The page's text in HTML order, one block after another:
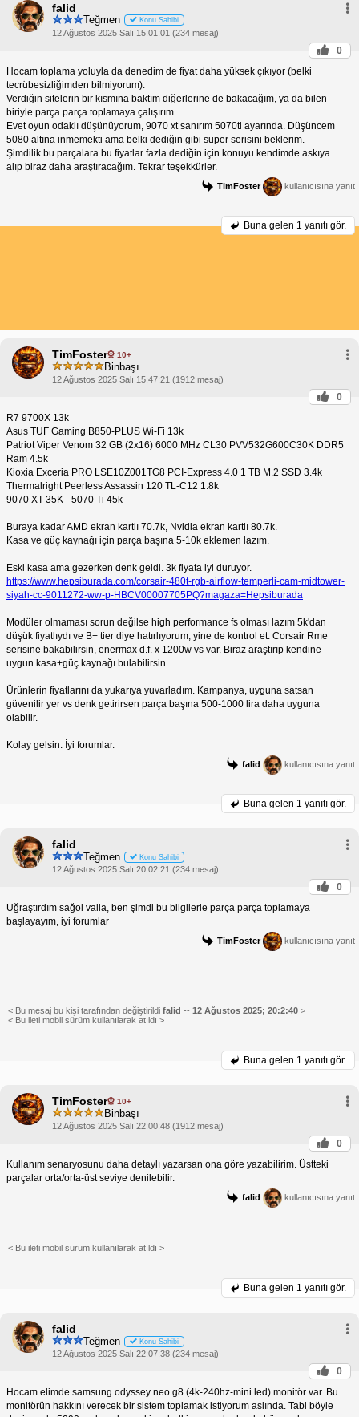
falid
Teğmen Konu Sahibi
12 Ağustos 2025 Salı 15:01:01 (234 mesaj)
0
Hocam toplama yoluyla da denedim de fiyat daha yüksek çıkıyor (belki
tecrübesizliğimden bilmiyorum).
Verdiğin sitelerin bir kısmına baktım diğerlerine de bakacağım, ya da bilen
biriyle parça parça toplamaya çalışırım.
Evet oyun odaklı düşünüyorum, 9070 xt sanırım 5070ti ayarında. Düşüncem
5080 altına inmemekti ama belki dediğin gibi super serisini beklerim.
Şimdilik bu parçalara bu fiyatlar fazla dediğin için konuyu kendimde askıya
alıp biraz daha araştıracağım. Tekrar teşekkürler.
TimFoster kullanıcısına yanıt
Buna gelen 1 yanıtı gör.
TimFoster 10+
Binbaşı
12 Ağustos 2025 Salı 15:47:21 (1912 mesaj)
0
R7 9700X 13k
Asus TUF Gaming B850-PLUS Wi-Fi 13k
Patriot Viper Venom 32 GB (2x16) 6000 MHz CL30 PVV532G600C30K DDR5
Ram 4.5k
Kioxia Exceria PRO LSE10Z001TG8 PCI-Express 4.0 1 TB M.2 SSD 3.4k
Thermalright Peerless Assassin 120 TL-C12 1.8k
9070 XT 35K - 5070 Ti 45k
Buraya kadar AMD ekran kartlı 70.7k, Nvidia ekran kartlı 80.7k.
Kasa ve güç kaynağı için parça başına 5-10k eklemen lazım.
Eski kasa ama gezerken denk geldi. 3k fiyata iyi duruyor.
https://www.hepsiburada.com/corsair-480t-rgb-airflow-temperli-cam-midtower-
siyah-cc-9011272-ww-p-HBCV00007705PQ?magaza=Hepsiburada
Modüler olmaması sorun değilse high performance fs olması lazım 5k'dan
düşük fiyatlıydı ve B+ tier diye hatırlıyorum, yine de kontrol et. Corsair Rme
serisine bakabilirsin, enermax d.f. x 1200w vs var. Biraz araştırıp kendine
uygun kasa+güç kaynağı bulabilirsin.
Ürünlerin fiyatlarını da yukarıya yuvarladım. Kampanya, uyguna satsan
güvenilir yer vs denk getirirsen parça başına 500-1000 lira daha uyguna
olabilir.
Kolay gelsin. İyi forumlar.
falid kullanıcısına yanıt
Buna gelen 1 yanıtı gör.
falid
Teğmen Konu Sahibi
12 Ağustos 2025 Salı 20:02:21 (234 mesaj)
0
Uğraştırdım sağol valla, ben şimdi bu bilgilerle parça parça toplamaya
başlayayım, iyi forumlar
TimFoster kullanıcısına yanıt
< Bu mesaj bu kişi tarafından değiştirildi falid -- 12 Ağustos 2025; 20:2:40 >
< Bu ileti mobil sürüm kullanılarak atıldı >
Buna gelen 1 yanıtı gör.
TimFoster 10+
Binbaşı
12 Ağustos 2025 Salı 22:00:48 (1912 mesaj)
0
Kullanım senaryosunu daha detaylı yazarsan ona göre yazabilirim. Üstteki
parçalar orta/orta-üst seviye denilebilir.
falid kullanıcısına yanıt
< Bu ileti mobil sürüm kullanılarak atıldı >
Buna gelen 1 yanıtı gör.
falid
Teğmen Konu Sahibi
12 Ağustos 2025 Salı 22:07:38 (234 mesaj)
0
Hocam elimde samsung odyssey neo g8 (4k-240hz-mini led) monitör var. Bu
monitörün hakkını verecek bir sistem toplamak istiyorum aslında. Tabi böyle